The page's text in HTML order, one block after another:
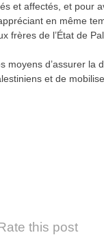
et affectés, et pour
en même
frères de l’État de
moyens d’assurer la
et de
this post